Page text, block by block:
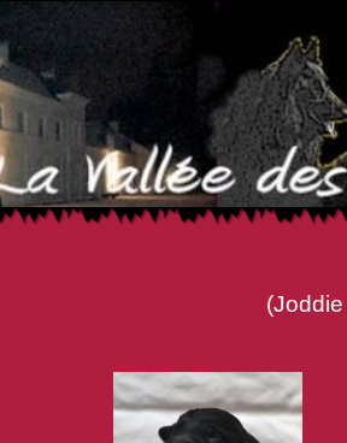
(Joddie de la Vallée des